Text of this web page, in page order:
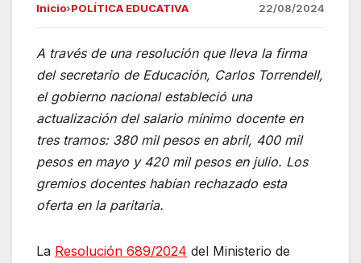
c
e
b
o
o
k
at
s
A
p
p
e
gr
a
m
ail
Inicio›POLÍTICA EDUCATIVA 22/08/2024
A través de una resolución que lleva la firma
del secretario de Educación, Carlos Torrendell,
el gobierno nacional estableció una
actualización del salario mínimo docente en
tres tramos: 380 mil pesos en abril, 400 mil
pesos en mayo y 420 mil pesos en julio. Los
gremios docentes habían rechazado esta
oferta en la paritaria.
La Resolución 689/2024 del Ministerio de